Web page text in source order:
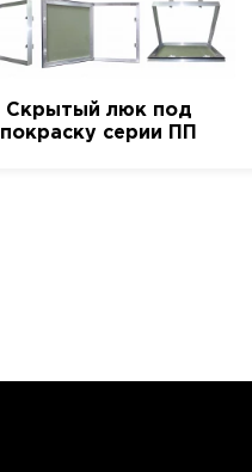
Скрытый люк под
покраску серии ПП